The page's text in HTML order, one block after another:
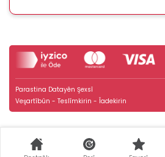
Parastina Datayên Şexsî
Veşartîbûn - Teslîmkirin - Îadekirin